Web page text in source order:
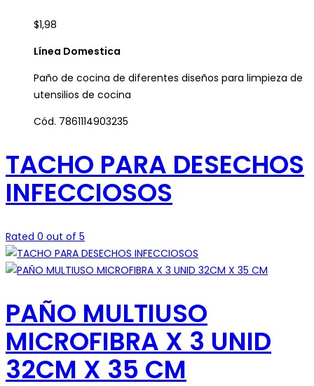
$1,98
Línea Domestica
Paño de cocina de diferentes diseños para limpieza de
utensilios de cocina
Cód. 7861114903235
TACHO PARA DESECHOS
INFECCIOSOS
Rated 0 out of 5
PAÑO MULTIUSO
MICROFIBRA X 3 UNID
32CM X 35 CM